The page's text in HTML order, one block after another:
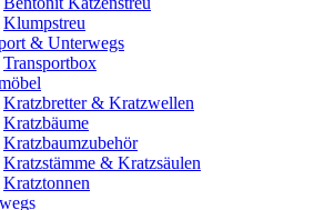
Klumpstreu
& Unterwegs
Transportbox
Kratzbretter & Kratzwellen
Kratzbäume
Kratzbaumzubehör
Kratzstämme & Kratzsäulen
Kratztonnen